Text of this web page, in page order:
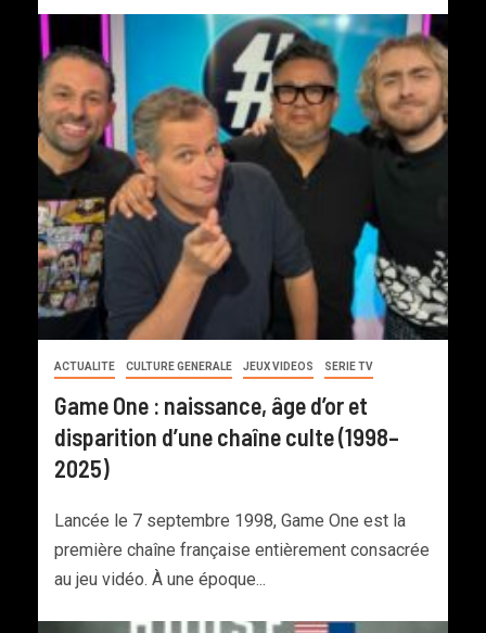
ACTUALITE CULTURE GENERALE JEUX VIDEOS SERIE TV
Game One : naissance, âge d’or et
disparition d’une chaîne culte (1998–
2025)
Lancée le 7 septembre 1998, Game One est la
première chaîne française entièrement consacrée
au jeu vidéo. À une époque...